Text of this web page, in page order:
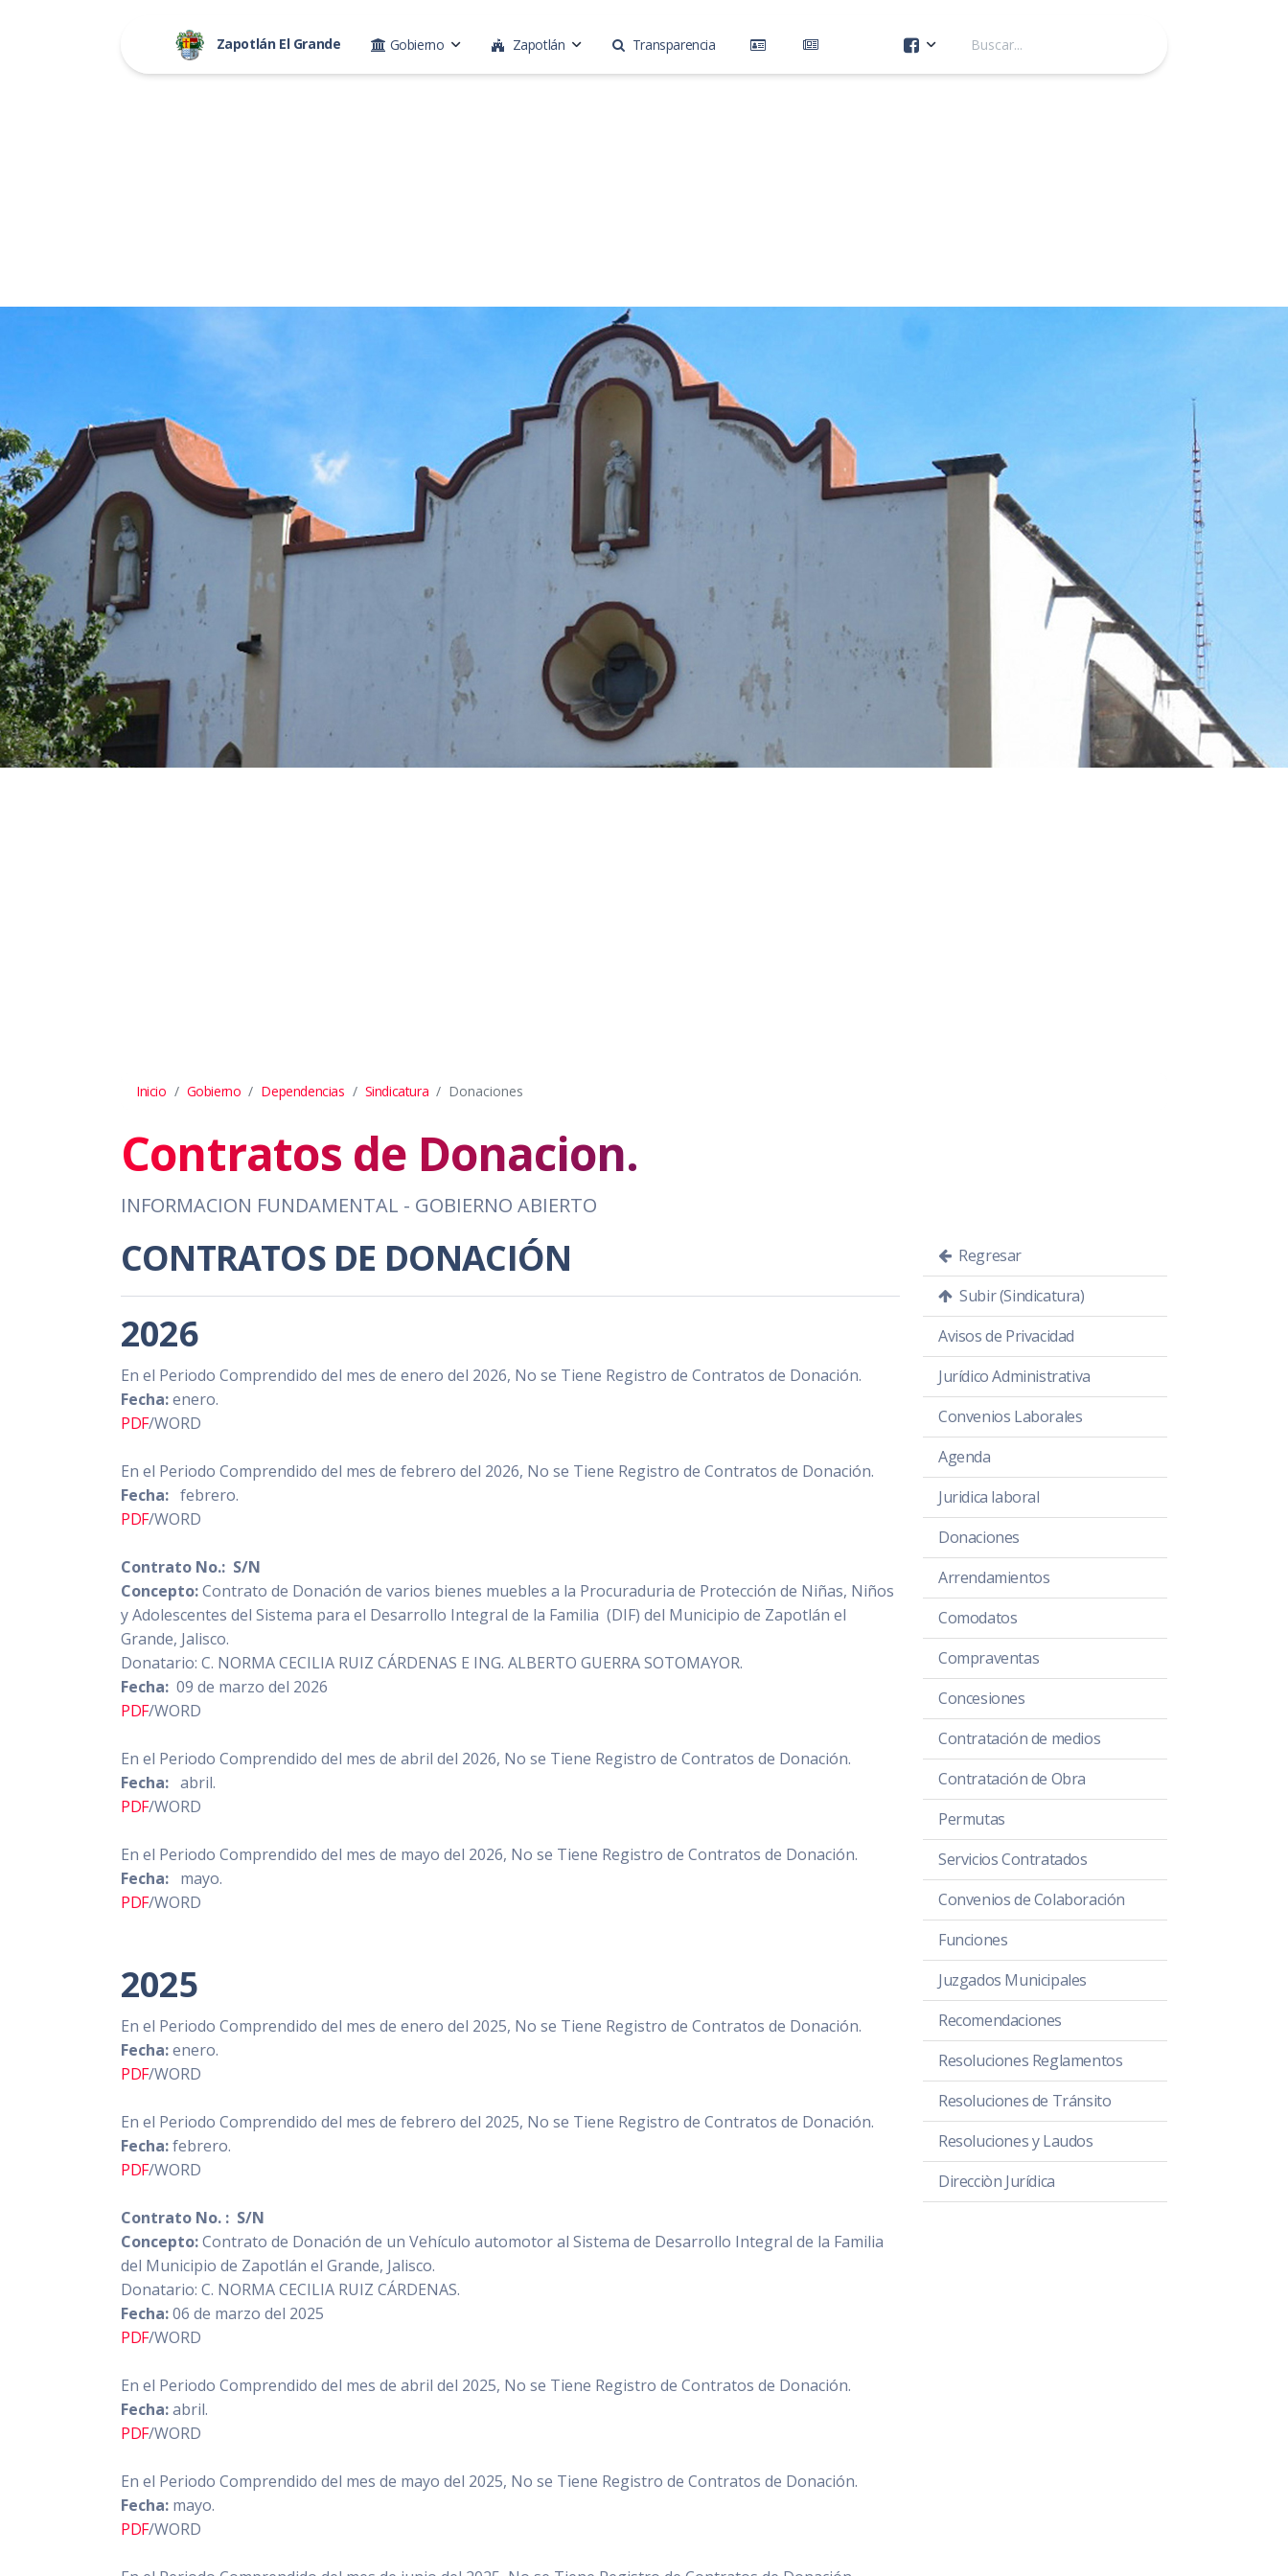
Zapotlán El Grande Gobierno Zapotlán Transparencia
Inicio Gobierno Dependencias Sindicatura Donaciones
Contratos de Donacion.
INFORMACION FUNDAMENTAL - GOBIERNO ABIERTO
CONTRATOS DE DONACIÓN
2026
En el Periodo Comprendido del mes de enero del 2026, No se Tiene Registro de Contratos de Donación.
Fecha:enero.
PDF/WORD
En el Periodo Comprendido del mes de febrero del 2026, No se Tiene Registro de Contratos de Donación.
Fecha: febrero.
PDF/WORD
Contrato No.: S/N
Concepto:Contrato de Donación de varios bienes muebles a la Procuraduria de Protección de Niñas, Niños
y Adolescentes del Sistema para el Desarrollo Integral de la Familia (DIF) del Municipio de Zapotlán el
Grande, Jalisco.
Donatario: C. NORMA CECILIA RUIZ CÁRDENAS E ING. ALBERTO GUERRA SOTOMAYOR.
Fecha: 09 de marzo del 2026
PDF/WORD
En el Periodo Comprendido del mes de abril del 2026, No se Tiene Registro de Contratos de Donación.
Fecha: abril.
PDF/WORD
En el Periodo Comprendido del mes de mayo del 2026, No se Tiene Registro de Contratos de Donación.
Fecha: mayo.
PDF/WORD
2025
En el Periodo Comprendido del mes de enero del 2025, No se Tiene Registro de Contratos de Donación.
Fecha:enero.
PDF/WORD
En el Periodo Comprendido del mes de febrero del 2025, No se Tiene Registro de Contratos de Donación.
Fecha:febrero.
PDF/WORD
Contrato No. : S/N
Concepto:Contrato de Donación de un Vehículo automotor al Sistema de Desarrollo Integral de la Familia
del Municipio de Zapotlán el Grande, Jalisco.
Donatario: C. NORMA CECILIA RUIZ CÁRDENAS.
Fecha:06 de marzo del 2025
PDF/WORD
En el Periodo Comprendido del mes de abril del 2025, No se Tiene Registro de Contratos de Donación.
Fecha:abril.
PDF/WORD
En el Periodo Comprendido del mes de mayo del 2025, No se Tiene Registro de Contratos de Donación.
Fecha: mayo.
PDF/WORD
Regresar
Subir (Sindicatura)
Avisos de Privacidad
Jurídico Administrativa
Convenios Laborales
Agenda
Juridica laboral
Donaciones
Arrendamientos
Comodatos
Compraventas
Concesiones
Contratación de medios
Contratación de Obra
Permutas
Servicios Contratados
Convenios de Colaboración
Funciones
Juzgados Municipales
Recomendaciones
Resoluciones Reglamentos
Resoluciones de Tránsito
Resoluciones y Laudos
Direcciòn Jurídica